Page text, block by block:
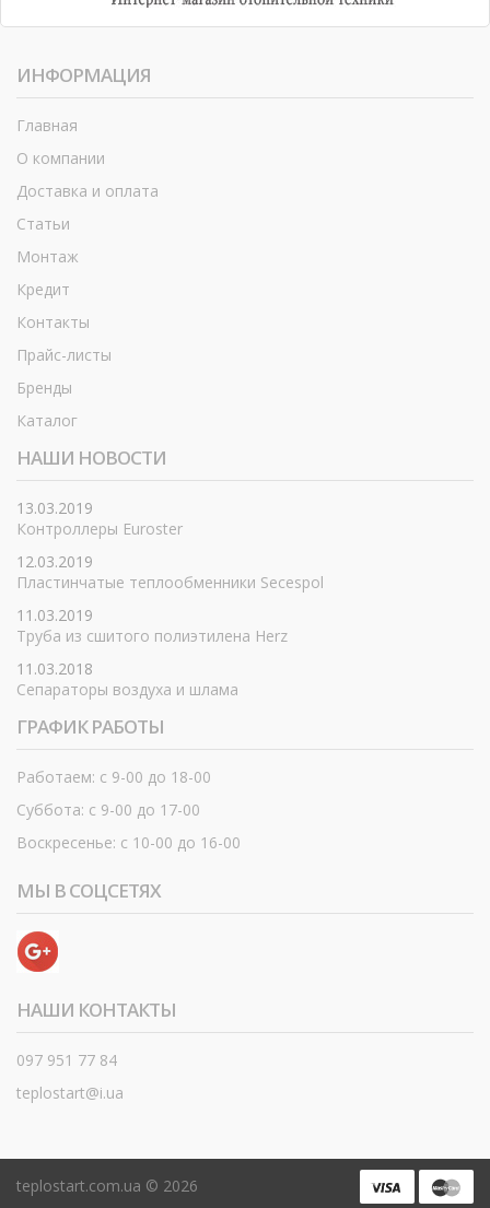
ИНФОРМАЦИЯ
Главная
О компании
Доставка и оплата
Статьи
Монтаж
Кредит
Контакты
Прайс-листы
Бренды
Каталог
НАШИ НОВОСТИ
13.03.2019
Контроллеры Euroster
12.03.2019
Пластинчатые теплообменники Secespol
11.03.2019
Труба из сшитого полиэтилена Herz
11.03.2018
Сепараторы воздуха и шлама
ГРАФИК РАБОТЫ
Работаем: с 9-00 до 18-00
Суббота: с 9-00 до 17-00
Воскресенье: с 10-00 до 16-00
МЫ В СОЦСЕТЯХ
НАШИ КОНТАКТЫ
097 951 77 84
teplostart@i.ua
teplostart.com.ua © 2026